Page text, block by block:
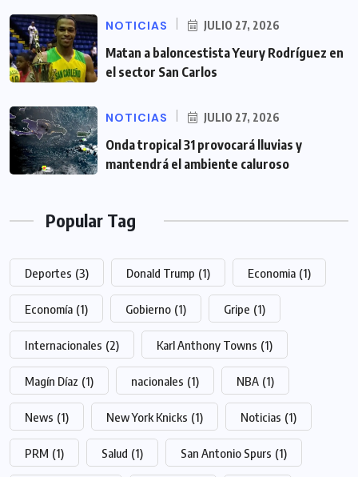
NOTICIAS JULIO 27, 2026
Matan a baloncestista Yeury Rodríguez en
el sector San Carlos
NOTICIAS JULIO 27, 2026
Onda tropical 31 provocará lluvias y
mantendrá el ambiente caluroso
Popular Tag
Deportes (3) Donald Trump (1) Economia (1)
Economía (1) Gobierno (1) Gripe (1)
Internacionales (2) Karl Anthony Towns (1)
Magín Díaz (1) nacionales (1) NBA (1)
News (1) New York Knicks (1) Noticias (1)
PRM (1) Salud (1) San Antonio Spurs (1)